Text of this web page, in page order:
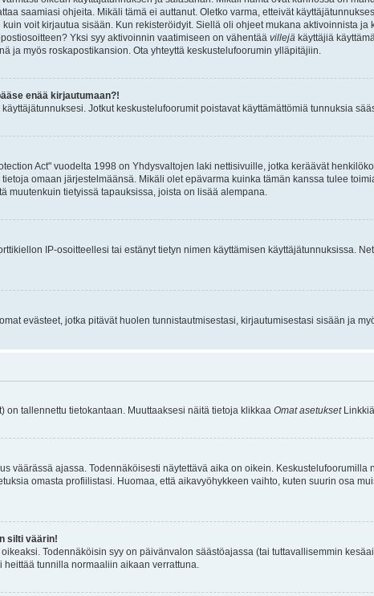
saamiasi ohjeita. Mikäli tämä ei auttanut. Oletko varma, etteivät
voit kirjautua sisään. Kun rekisteröidyit. Siellä oli ohjeet mukana aktivoinnista
Yksi syy aktivoinnin vaatimiseen on vähentää villejä käyttäjiä
ja myös roskapostikansion. Ota yhteyttä keskustelufoorumin ylläpitäjiin.
enää kirjautumaan?!
Jotkut keskustelufoorumit poistavat käyttämättömiä tunnuksia
Act" vuodelta 1998 on Yhdysvaltojen laki nettisivuille, jotka keräävät
omaan järjestelmäänsä. Mikäli olet epävarma kuinka tämän kanssa tulee
muutenkuin tietyissä tapauksissa, joista on lisää alempana.
IP-osoitteellesi tai estänyt tietyn nimen käyttämisen käyttäjätunnuksissa.
evästeet, jotka pitävät huolen tunnistautmisestasi, kirjautumisestasi sisään ja
on tallennettu tietokantaan. Muuttaaksesi näitä tietoja klikkaa Omat asetukset
väärässä ajassa. Todennäköisesti näytettävä aika on oikein.
omasta profiilistasi. Huomaa, että aikavyöhykkeen vaihto, kuten suurin osa
silti väärin!
Todennäköisin syy on päivänvalon säästöajassa (tai tuttavallisemmin
tunnilla normaaliin aikaan verrattuna.